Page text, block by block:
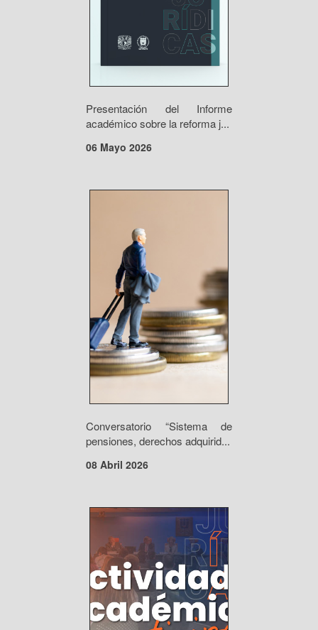
Presentación del Informe
académico sobre la reforma j...
06 Mayo 2026
Conversatorio “Sistema de
pensiones, derechos adquirid...
08 Abril 2026